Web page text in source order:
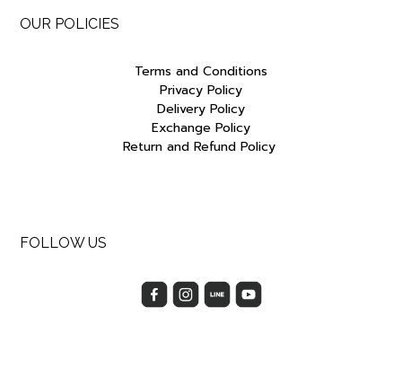
OUR POLICIES
Terms and Conditions
Privacy Policy
Delivery Policy
Exchange Policy
Return and Refund Policy
FOLLOW US